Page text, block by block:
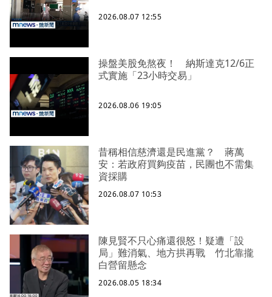
2026.08.07 12:55
操盤美股免熬夜！ 納斯達克12/6正
式實施「23小時交易」
2026.08.06 19:05
昔稱相信慈濟還是民進黨？ 蔣萬
安：若政府買夠疫苗，民團也不需集
資採購
2026.08.07 10:53
陳見賢不只心痛還很怒！疑遭「設
局」難消氣、地方拱再戰 竹北靠攏
白營留懸念
2026.08.05 18:34